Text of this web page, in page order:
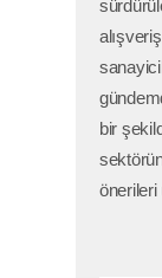
bir
önerileri